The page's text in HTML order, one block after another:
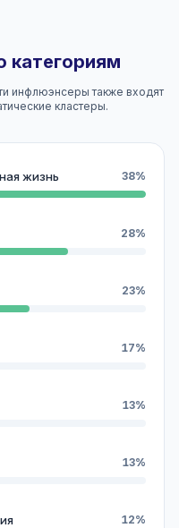
категориям
инфлюэнсеры также входят
кластеры.
жизнь 38%
28%
23%
17%
13%
13%
12%